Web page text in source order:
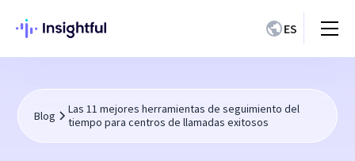
ES
Blog
Las 11 mejores herramientas de seguimiento del
tiempo para centros de llamadas exitosos